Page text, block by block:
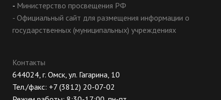
- Министерство просвещения РФ
- Официальный сайт для размещения информации о
государственных (муниципальных) учреждениях
Контакты
644024, г. Омск, ул. Гагарина, 10
Тел./факс: +7 (3812) 20-07-02